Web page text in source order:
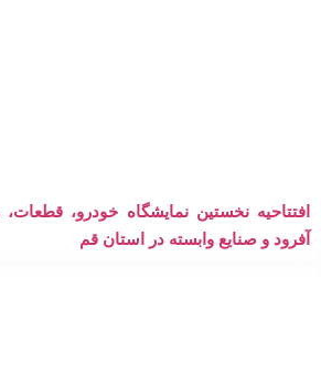
افتتاحیه نخستین نمایشگاه خودرو،
آفرود و صنایع وابسته در استان قم